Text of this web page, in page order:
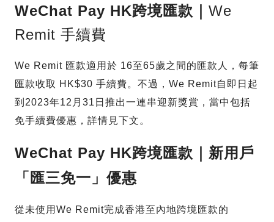
WeChat Pay HK跨境匯款｜ We
Remit 手續費
We Remit 匯款適用於 16至65歲之間的匯款人，每筆
匯款收取 HK$30 手續費。不過，We Remit自即日起
到2023年12月31日推出一連串迎新獎賞，當中包括
免手續費優惠，詳情見下文。
WeChat Pay HK跨境匯款｜新用戶
「匯三免一」優惠
從未使用We Remit完成香港至內地跨境匯款的